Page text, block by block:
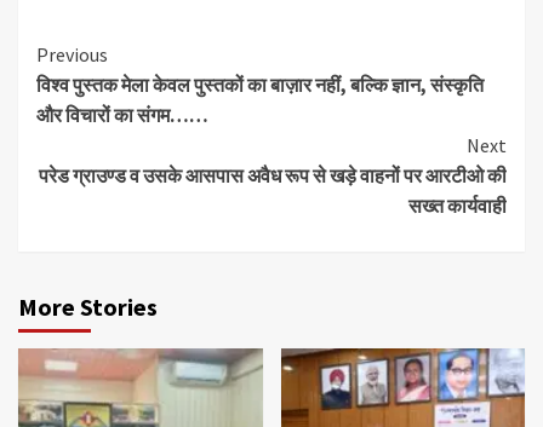
Continue
Reading
Previous
विश्व पुस्तक मेला केवल पुस्तकों का बाज़ार नहीं, बल्कि ज्ञान, संस्कृति
और विचारों का संगम……
Next
परेड ग्राउण्ड व उसके आसपास अवैध रूप से खड़े वाहनों पर आरटीओ की
सख्त कार्यवाही
More Stories